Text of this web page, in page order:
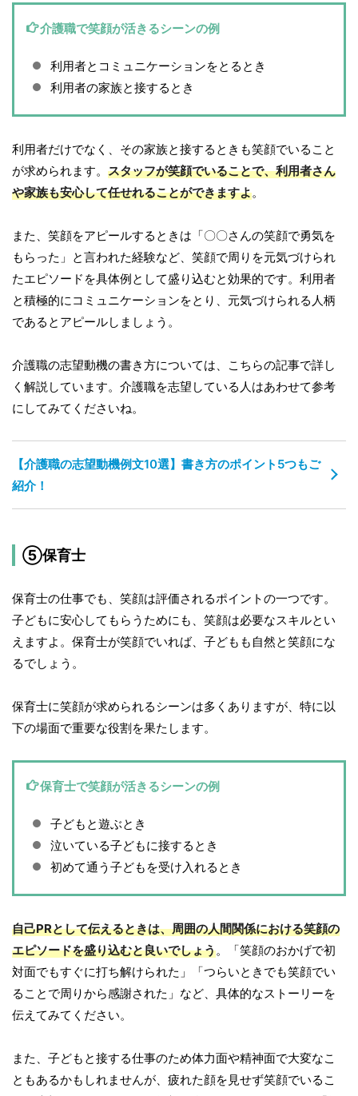
介護職で笑顔が活きるシーンの例
利用者とコミュニケーションをとるとき
利用者の家族と接するとき
利用者だけでなく、その家族と接するときも笑顔でいること
が求められます。 スタッフが笑顔でいることで、利用者さん
や家族も安心して任せれることができますよ。
また、笑顔をアピールするときは「〇〇さんの笑顔で勇気を
もらった」と言われた経験など、笑顔で周りを元気づけられ
たエピソードを具体例として盛り込むと効果的です。利用者
と積極的にコミュニケーションをとり、元気づけられる人柄
であるとアピールしましょう。
介護職の志望動機の書き方については、こちらの記事で詳し
く解説しています。介護職を志望している人はあわせて参考
にしてみてくださいね。
【介護職の志望動機例文10選】書き方のポイント5つもご
紹介！
⑤保育士
保育士の仕事でも、笑顔は評価されるポイントの一つです。
子どもに安心してもらうためにも、笑顔は必要なスキルとい
えますよ。保育士が笑顔でいれば、子どもも自然と笑顔にな
るでしょう。
保育士に笑顔が求められるシーンは多くありますが、特に以
下の場面で重要な役割を果たします。
保育士で笑顔が活きるシーンの例
子どもと遊ぶとき
泣いている子どもに接するとき
初めて通う子どもを受け入れるとき
自己PRとして伝えるときは、周囲の人間関係における笑顔の
エピソードを盛り込むと良いでしょう。「笑顔のおかげで初
対面でもすぐに打ち解けられた」「つらいときでも笑顔でい
ることで周りから感謝された」など、具体的なストーリーを
伝えてみてください。
また、子どもと接する仕事のため体力面や精神面で大変なこ
ともあるかもしれませんが、疲れた顔を見せず笑顔でいるこ